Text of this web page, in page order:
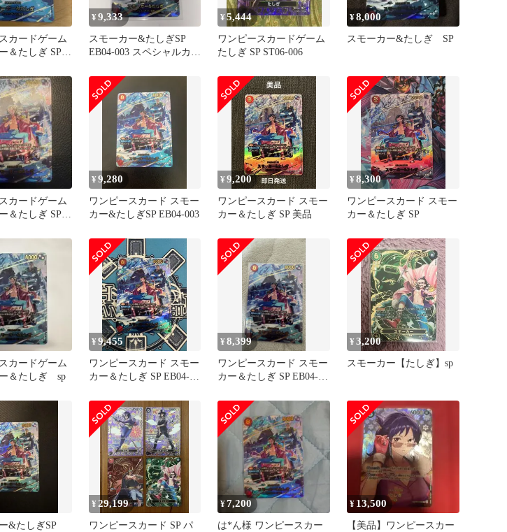
カードゲーム
＆たしぎ SP
¥9,333
スモーカー&たしぎSP
EB04-003 スペシャルカー
¥5,444
ワンピースカードゲーム
たしぎ SP ST06-006
¥8,000
スモーカー&たしぎ SP
カードゲーム
＆たしぎ SP
¥9,280
ワンピースカード スモー
カー&たしぎSP EB04-003
¥9,200
ワンピースカード スモー
カー＆たしぎ SP 美品
¥8,300
ワンピースカード スモー
カー＆たしぎ SP
カードゲーム
＆たしぎ sp
¥9,455
ワンピースカード スモー
カー＆たしぎ SP EB04-
¥8,399
ワンピースカード スモー
カー＆たしぎ SP EB04-
¥3,200
スモーカー【たしぎ】sp
&たしぎSP
¥ 29,199
ワンピースカード SP パ
¥7,200
は*ん様 ワンピースカー
¥ 13,500
【美品】ワンピースカー